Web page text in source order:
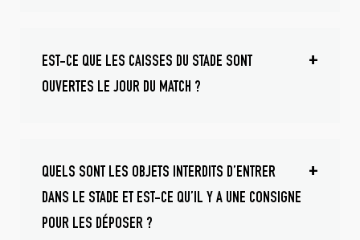
EST-CE QUE LES CAISSES DU STADE SONT
OUVERTES LE JOUR DU MATCH ?
QUELS SONT LES OBJETS INTERDITS D’ENTRER
DANS LE STADE ET EST-CE QU’IL Y A UNE CONSIGNE
POUR LES DÉPOSER ?